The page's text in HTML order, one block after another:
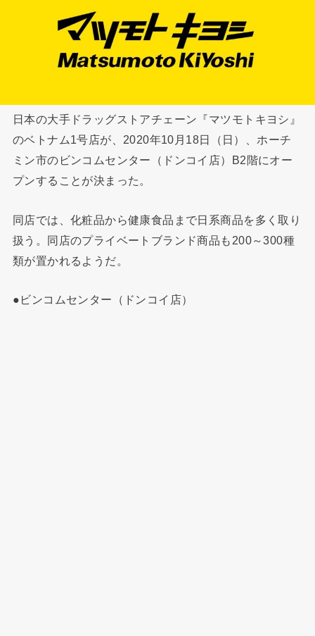
日本の大手ドラッグストアチェーン『マツモトキヨシ』
のベトナム1号店が、2020年10月18日（日）、ホーチ
ミン市のビンコムセンター（ドンコイ店）B2階にオー
プンすることが決まった。
同店では、化粧品から健康食品まで日系商品を多く取り
扱う。同店のプライベートブランド商品も200～300種
類が置かれるようだ。
●ビンコムセンター（ドンコイ店）